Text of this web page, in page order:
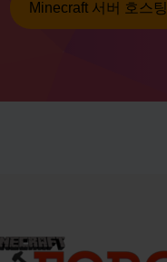
Minecraft 서버 호스팅